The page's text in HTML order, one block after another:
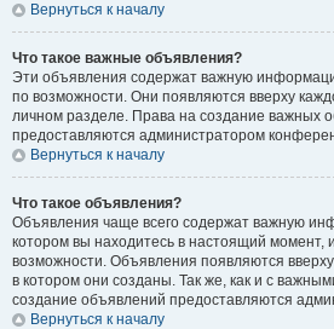
Вернуться к началу
Что такое важные объявления?
Эти объявления содержат важную
по возможности. Они появляются вверху
личном разделе. Права на создание важных
предоставляются администратором
Вернуться к началу
Что такое объявления?
Объявления чаще всего содержат важную
котором вы находитесь в настоящий момент,
возможности. Объявления появляются
в котором они созданы. Так же, как и с
создание объявлений предоставляются
Вернуться к началу